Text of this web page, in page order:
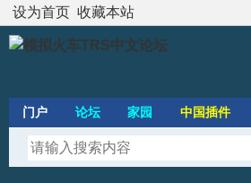
设为首页 收藏本站
门户 论坛 家园 中国插件